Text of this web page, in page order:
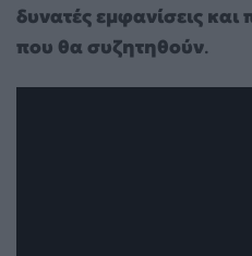
δυνατές εμφανίσεις και
που θα συζητηθούν.